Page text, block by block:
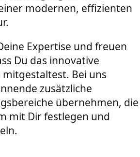
modernen, effizienten
Expertise und freuen
Du das innovative
mitgestaltest. Bei uns
zusätzliche
übernehmen, die
mit Dir festlegen und